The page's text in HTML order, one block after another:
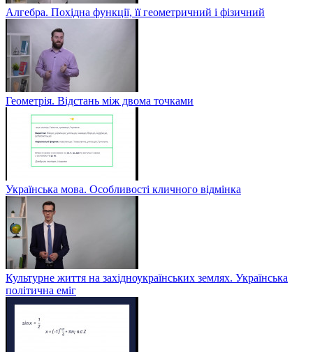
Алгебра. Похідна функції, її геометричний і фізичний
Геометрія. Відстань між двома точками
Українська мова. Особливості кличного відмінка
Культурне життя на західноукраїнських землях. Українська
політична еміг